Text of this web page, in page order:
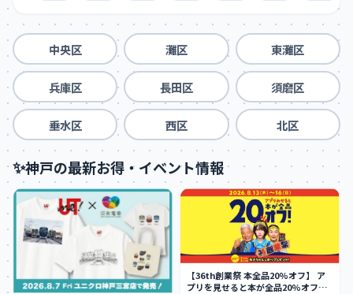
中央区 灘区 東灘区
兵庫区 長田区 須磨区
垂水区 西区 北区
✨神戸の最新お得・イベント情報
【36th創業祭 本全品20%オフ】 ア
プリを見せると本が全品20%オフ